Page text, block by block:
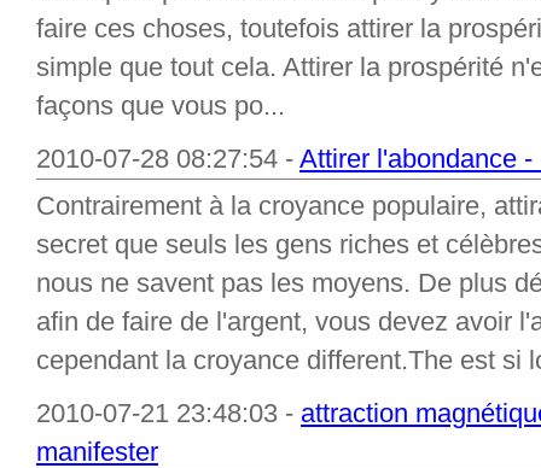
faire ces choses, toutefois attirer la
simple que tout cela. Attirer la prospérité
façons que vous po...
2010-07-28 08:27:54 - Attirer l'abondance
Contrairement à la croyance populaire,
secret que seuls les gens riches et
nous ne savent pas les moyens. De plus
afin de faire de l'argent, vous devez avoir
cependant la croyance different.The est si
2010-07-21 23:48:03 - attraction
manifester